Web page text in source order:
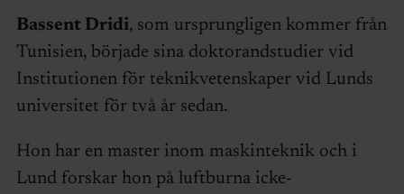
Bassent Dridi, som ursprungligen kommer från
Tunisien, började sina doktorandstudier vid
Institutionen för teknikvetenskaper vid Lunds
universitet för två år sedan.
Hon har en master inom maskinteknik och i
Lund forskar hon på luftburna icke-